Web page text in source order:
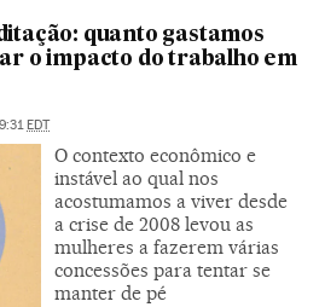
quanto gastamos
o impacto do trabalho em
EDT
O contexto econômico e
instável ao qual nos
acostumamos a viver desde
a crise de 2008 levou as
mulheres a fazerem várias
concessões para tentar se
manter de pé